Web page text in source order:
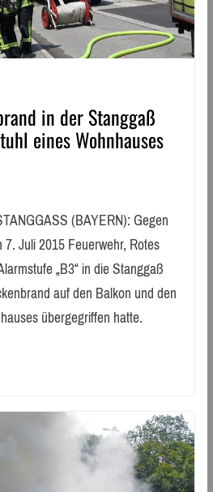
in der Stanggaß
eines Wohnhauses
(BAYERN): Gegen
Juli 2015 Feuerwehr, Rotes
„B3“ in die Stanggaß
auf den Balkon und den
übergegriffen hatte.